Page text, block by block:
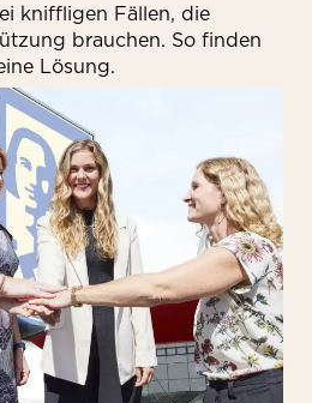
kniffligen Fällen, die
brauchen. So finden
Lösung.